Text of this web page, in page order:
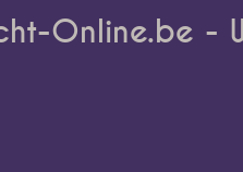
Online.be -